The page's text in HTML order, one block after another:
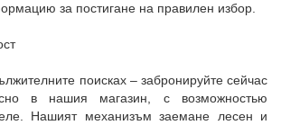
за постигане на правилен избор.
поисках – забронируйте сейчас
в нашия магазин, с возможностью
Нашият механизъм заемане лесен и